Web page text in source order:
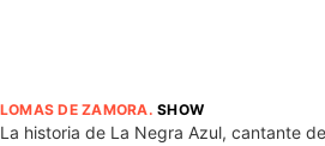
LOMAS DE ZAMORA.SHOW
La historia de La Negra Azul, cantante